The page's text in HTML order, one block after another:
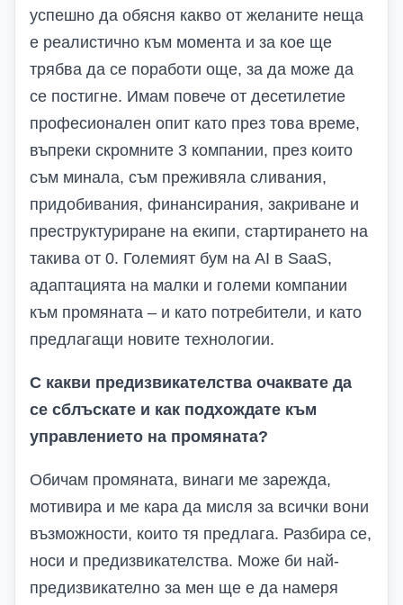
успешно да обясня какво от желаните неща
е реалистично към момента и за кое ще
трябва да се поработи още, за да може да
се постигне. Имам повече от десетилетие
професионален опит като през това време,
въпреки скромните 3 компании, през които
съм минала, съм преживяла сливания,
придобивания, финансирания, закриване и
преструктуриране на екипи, стартирането на
такива от 0. Големият бум на AI в SaaS,
адаптацията на малки и големи компании
към промяната – и като потребители, и като
предлагащи новите технологии.
С какви предизвикателства очаквате да
се сблъскате и как подхождате към
управлението на промяната?
Обичам промяната, винаги ме зарежда,
мотивира и ме кара да мисля за всички вони
възможности, които тя предлага. Разбира се,
носи и предизвикателства. Може би най-
предизвикателно за мен ще е да намеря